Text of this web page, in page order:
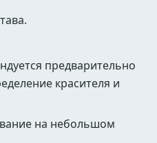
предварительно
красителя и
на небольшом